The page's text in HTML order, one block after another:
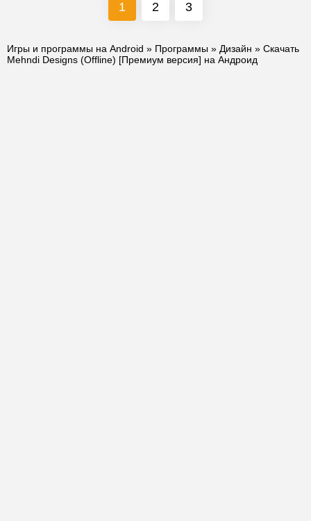
1 2 3
Игры и программы на Android » Программы » Дизайн » Скачать
Mehndi Designs (Offline) [Премиум версия] на Андроид